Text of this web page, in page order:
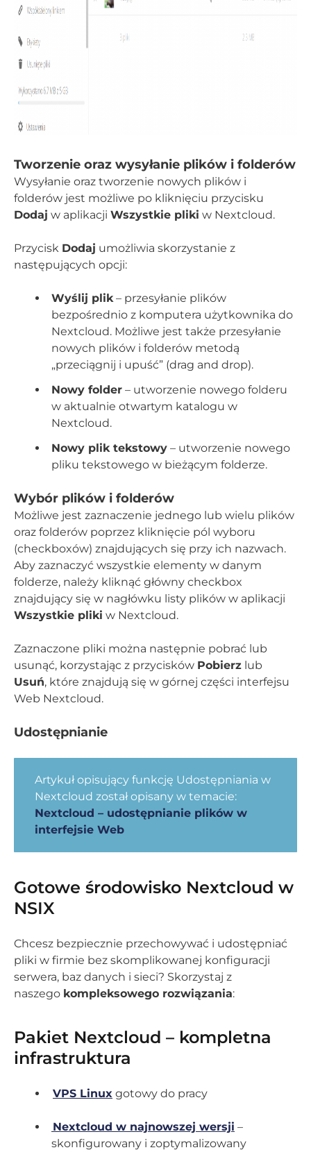
Tworzenie oraz wysyłanie plików i folderów
Wysyłanie oraz tworzenie nowych plików i
folderów jest możliwe po kliknięciu przycisku
Dodaj w aplikacji Wszystkie pliki w Nextcloud.
Przycisk Dodaj umożliwia skorzystanie z
następujących opcji:
Wyślij plik– przesyłanie plików
bezpośrednio z komputera użytkownika do
Nextcloud. Możliwe jest także przesyłanie
nowych plików i folderów metodą
„przeciągnij i upuść” (drag and drop).
Nowy folder – utworzenie nowego folderu
w aktualnie otwartym katalogu w
Nextcloud.
Nowy plik tekstowy – utworzenie nowego
pliku tekstowego w bieżącym folderze.
Wybór plików i folderów
Możliwe jest zaznaczenie jednego lub wielu plików
oraz folderów poprzez kliknięcie pól wyboru
(checkboxów) znajdujących się przy ich nazwach.
Aby zaznaczyć wszystkie elementy w danym
folderze, należy kliknąć główny checkbox
znajdujący się w nagłówku listy plików w aplikacji
Wszystkie pliki w Nextcloud.
Zaznaczone pliki można następnie pobrać lub
usunąć, korzystając z przycisków Pobierz lub
Usuń, które znajdują się w górnej części interfejsu
Web Nextcloud.
Udostępnianie
Artykuł opisujący funkcję Udostępniania w
Nextcloud został opisany w temacie:
Nextcloud – udostępnianie plików w
interfejsie Web
Gotowe środowisko Nextcloud w
NSIX
Chcesz bezpiecznie przechowywać i udostępniać
pliki w firmie bez skomplikowanej konfiguracji
serwera, baz danych i sieci? Skorzystaj z
naszego kompleksowego rozwiązania:
Pakiet Nextcloud – kompletna
infrastruktura
VPS Linux gotowy do pracy
Nextcloud w najnowszej wersji –
skonfigurowany i zoptymalizowany